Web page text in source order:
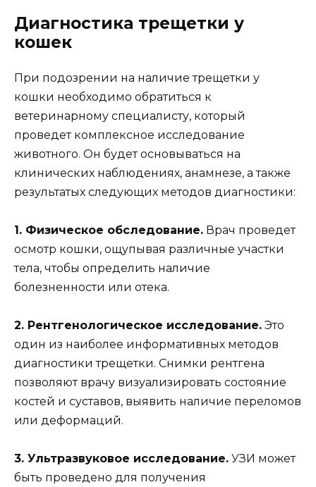
Диагностика трещетки у
кошек
При подозрении на наличие трещетки у
кошки необходимо обратиться к
ветеринарному специалисту, который
проведет комплексное исследование
животного. Он будет основываться на
клинических наблюдениях, анамнезе, а также
результатых следующих методов диагностики:
1. Физическое обследование. Врач проведет
осмотр кошки, ощупывая различные участки
тела, чтобы определить наличие
болезненности или отека.
2. Рентгенологическое исследование. Это
один из наиболее информативных методов
диагностики трещетки. Снимки рентгена
позволяют врачу визуализировать состояние
костей и суставов, выявить наличие переломов
или деформаций.
3. Ультразвуковое исследование. УЗИ может
быть проведено для получения